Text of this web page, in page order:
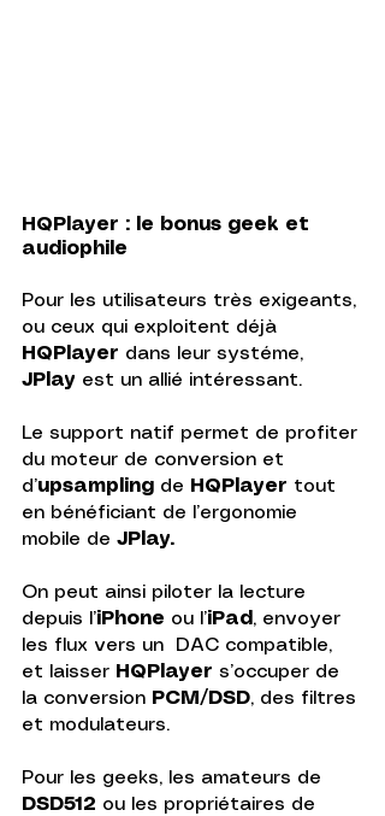
HQPlayer : le bonus geek et
audiophile
Pour les utilisateurs très exigeants,
ou ceux qui exploitent déjà
HQPlayer dans leur systéme,
JPlay est un allié intéressant.
Le support natif permet de profiter
du moteur de conversion et
d’upsampling de HQPlayer tout
en bénéficiant de l’ergonomie
mobile de JPlay.
On peut ainsi piloter la lecture
depuis l’iPhone ou l’iPad , envoyer
les flux vers un  DAC compatible,
et laisser HQPlayer s’occuper de
la conversion PCM/DSD, des filtres
et modulateurs.
Pour les geeks, les amateurs de
DSD512 ou les propriétaires de